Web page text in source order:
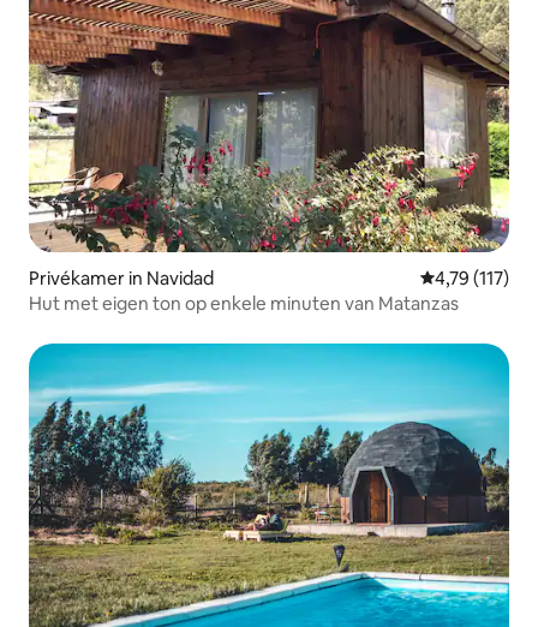
Privékamer in Navidad Gemiddelde
4,79 (117)
Hut met eigen ton op enkele minuten van Matanzas